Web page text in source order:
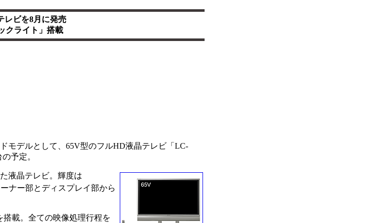
レビを8月に発売
クライト」搭載
モデルとして、65V型のフルHD液晶テレビ「LC-
予定。
液晶テレビ。輝度は
ナー部とディスプレイ部から
載。全ての映像処理行程を